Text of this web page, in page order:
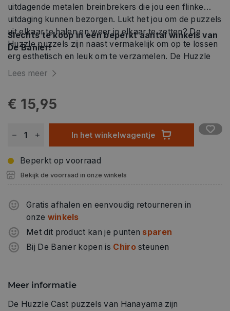
uitdagende metalen breinbrekers die jou een flinke
uitdaging kunnen bezorgen. Lukt het jou om de puzzels
uit elkaar te halen en weer in elkaar te zetten? De
Huzzle puzzels zijn naast vermakelijk om op te lossen
erg esthetisch en leuk om te verzamelen. De Huzzle
collectie heeft een moeilijkheidsgraad van 1 tot en met
Slechts te koop in een beperkt aantal winkels van
De Banier!
Lees meer
€ 15,95
In het winkelwagentje
Beperkt op voorraad
Bekijk de voorraad in onze winkels
Gratis afhalen en eenvoudig retourneren in
onze winkels
Met dit product kan je punten sparen
Bij De Banier kopen is Chirosteunen
Meer informatie
De Huzzle Cast puzzels van Hanayama zijn